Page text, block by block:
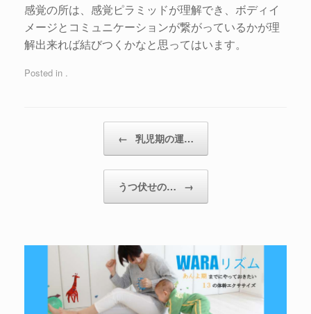
感覚の所は、感覚ピラミッドが理解でき、ボディイ
メージとコミュニケーションが繋がっているかが理
解出来れば結びつくかなと思ってはいます。
Posted in .
← 乳児期の運…
うつ伏せの… →